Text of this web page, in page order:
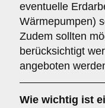
eventuelle
Wärmepumpen)
Zudem sollten
berücksichtigt
angeboten
Wie wichtig ist